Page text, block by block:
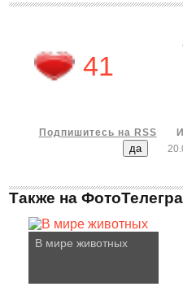
41
Подпишитесь на RSS
Также на
В мире животных